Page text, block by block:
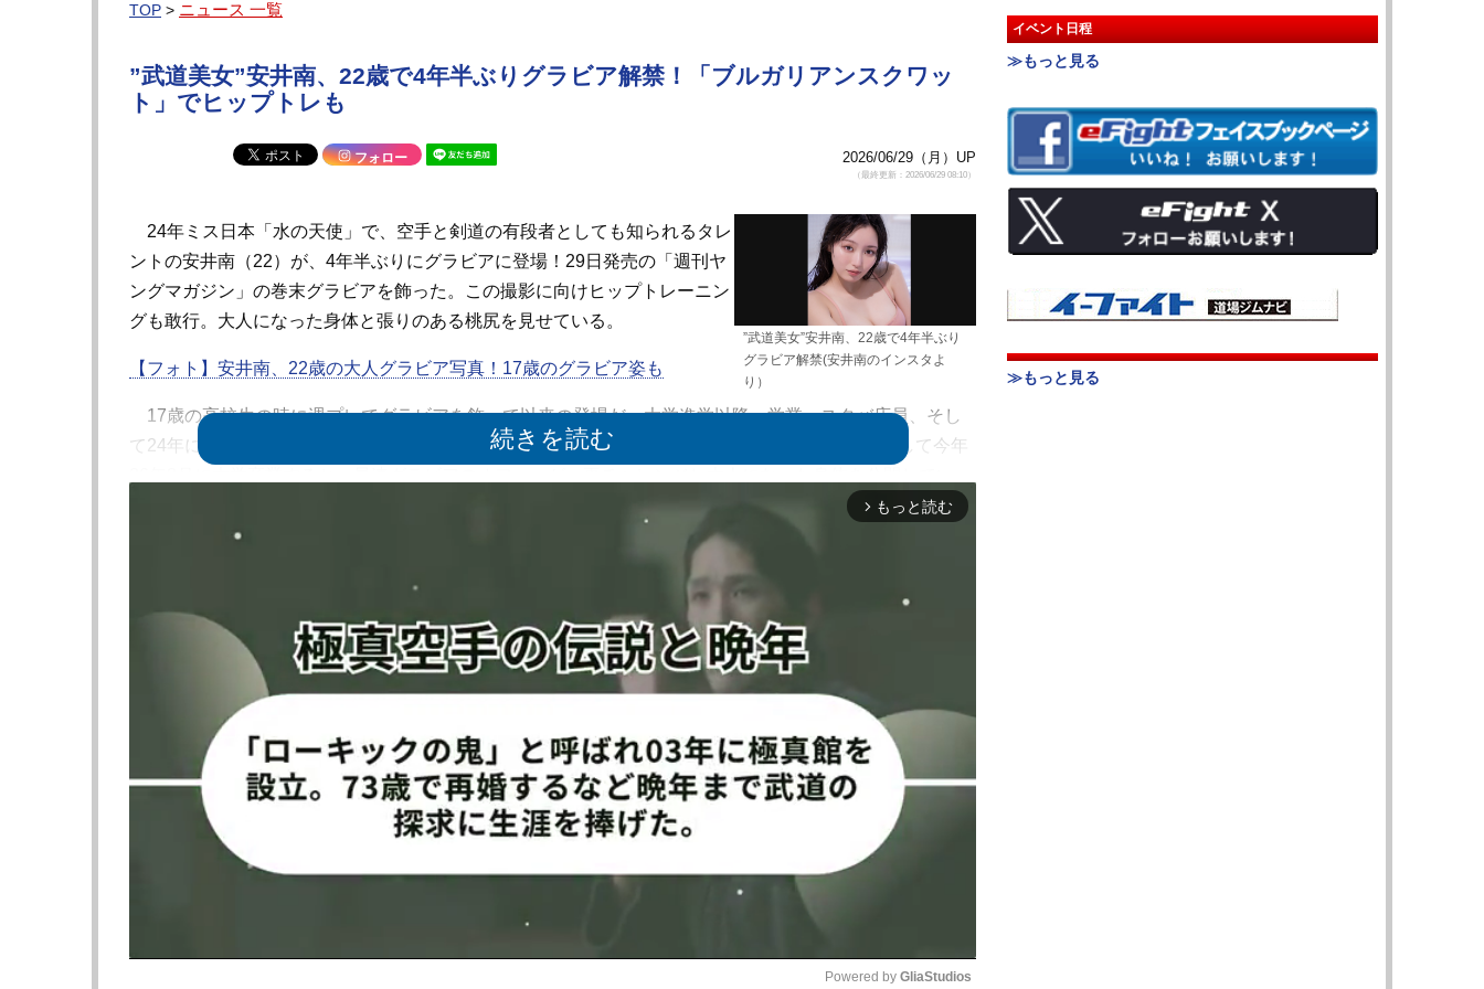
TOP > ニュース 一覧
”武道美女”安井南、22歳で4年半ぶりグラビア解禁！「ブルガリアンスクワッ
ト」でヒップトレも
フォロー 2026/06/29（月）UP
（最終更新：2026/06/29 08:10）
”武道美女”安井南、22歳で4年半ぶり
グラビア解禁(安井南のインスタよ
り）
24年ミス日本「水の天使」で、空手と剣道の有段者としても知られるタレ
ントの安井南（22）が、4年半ぶりにグラビアに登場！29日発売の「週刊ヤ
ングマガジン」の巻末グラビアを飾った。この撮影に向けヒップトレーニン
グも敢行。大人になった身体と張りのある桃尻を見せている。
【フォト】安井南、22歳の大人グラビア写真！17歳のグラビア姿も
17歳の高校生の時に週プレでグラビアを飾って以来の登場だ。大学進学以降、学業、スタバ店員、そし
て24年に「ミス日本 水の天使」に輝き活動するなど多忙に。25年にミス日本の任期が終わり、そして今年
彼女は武道女子としてヌンチャク、鎖鎌、刀などでSNSで大バズりしており、その鍛えた身体をグラビ
アで見せた。また撮影が決まって5月下旬の撮影まで２ヶ月程度だったがグラビア用に桃尻トレーニングを
行ったという。
安井はイーファイトのインタビューに「誌面に登場しているシャワーショットで頑張ったお尻の写真が
選ばれています。初めてブルガリアンスクワットの存在を知り、美尻を目指しました！実家のダイニング
の椅子がちょうどいい高さだったので、愛犬じんじんにガルガル警戒されながら毎日スクワットしました
（笑）」とコメントしている。
頑張った桃尻にも注目したい。
♢やすい・みなみ 2004年3月13日 神奈川県出身 身長：170cm
趣味：テコンドー、ヌンチャク、タップダンス、テニス
arrow_forward_ios もっと読む
Powered by GliaStudios
イベント日程
≫もっと見る
≫もっと見る